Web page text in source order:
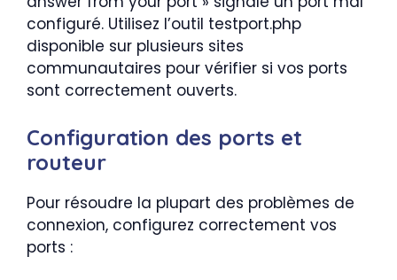
configuré. Utilisez l’outil testport.php
disponible sur plusieurs sites
communautaires pour vérifier si vos ports
sont correctement ouverts.
Configuration des ports et
routeur
Pour résoudre la plupart des problèmes de
connexion, configurez correctement vos
ports :